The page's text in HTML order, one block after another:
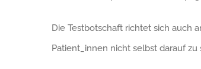
Die Testbotschaft richtet sich auch
Patient_innen nicht selbst darauf